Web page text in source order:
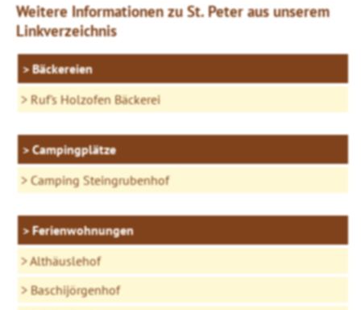
Weitere Informationen zu St. Peter aus unserem
Linkverzeichnis
Bäckereien
Ruf's Holzofen Bäckerei
Campingplätze
Camping Steingrubenhof
Ferienwohnungen
Althäuslehof
Baschijörgenhof